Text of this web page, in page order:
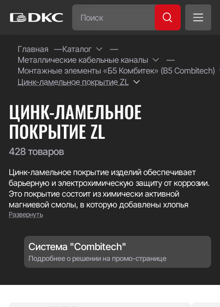
Главная
Каталог
Металлические кабельные каналы
Монтажные элементы «Б5 Комбитек» (B5 Combitech)
Цинк-ламельное покрытие ZL
ЦИНК-ЛАМЕЛЬНОЕ
ПОКРЫТИЕ ZL
428 товаров
Цинк-ламельное покрытие изделий обеспечивает
барьерную и электрохимическую защиту от коррозии.
Это покрытие состоит из химически активной
магниевой смолы, в которую добавлены хлопья
алюминия и цинка. После нанесения покрытия на
результате чего на изделии образуется цинк-
алюминиевый слой, обладающий свойством
электропроводимости. Т.к. алюминий окисляется
медленнее цинка, цинк-ламельное покрытие
Развернуть
Система "Combitech"
Подробнее о решении на промо-странице
Часто ищут:
Специсполнение